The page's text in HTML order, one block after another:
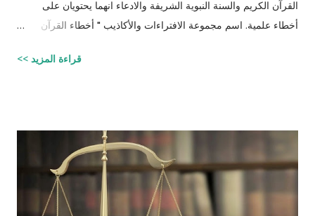
القرآن الكريم والسنة النبوية الشريفة والادعاء انهما يحتويان على
أخطاء علمية. اسم مجموعة الافتراءات والأكاذيب " أخطاء القرآن
واتبعته بردٍ يليه . راجيًا أن يكون ذلك في ميزان حسناتي ، ولا تنسوني
قراءة المزيد >>